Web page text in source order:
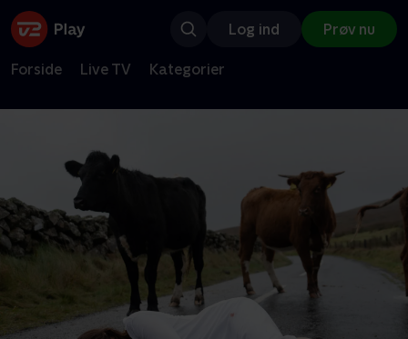
Log ind Prøv nu
Forside Live TV Kategorier